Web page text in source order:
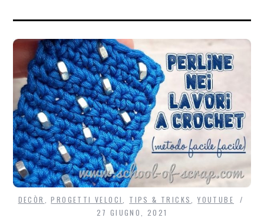
DECÒR ,PROGETTI VELOCI TIPS & TRICKS ,YOUTUBE
27 GIUGNO, 2021